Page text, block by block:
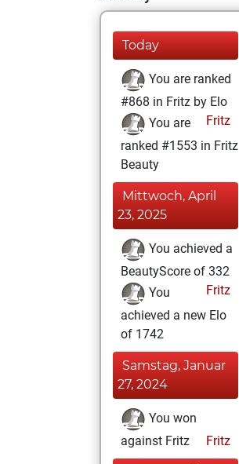
Today
You are ranked
#868 in Fritz by Elo
Fritz
You are
ranked #1553 in Fritz
Beauty
Mittwoch, April
23, 2025
You achieved a
BeautyScore of 332
Fritz
You
achieved a new Elo
of 1742
Samstag, Januar
27, 2024
You won
against Fritz
Fritz